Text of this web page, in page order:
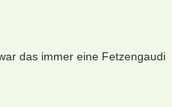
das immer eine Fetzengaudi